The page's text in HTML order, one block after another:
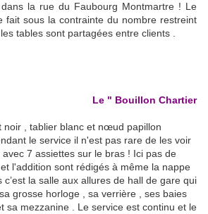
la rue du Faubourg Montmartre ! Le
fait sous la contrainte du nombre restreint
tables sont partagées entre clients .
Le " Bouillon Chartier
, tablier blanc et nœud papillon
le service il n'est pas rare de les voir
7 assiettes sur le bras ! Ici pas de
l'addition sont rédigés à même la nappe
la salle aux allures de hall de gare qui
grosse horloge , sa verrière , ses baies
sa mezzanine . Le service est continu et le